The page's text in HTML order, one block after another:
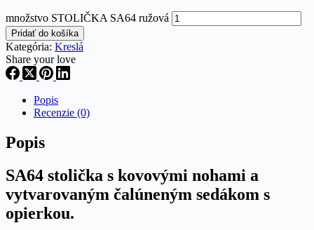
množstvo STOLIČKA SA64 ružová
Pridať do košíka
Kategória: Kreslá
Share your love
Popis
Recenzie (0)
Popis
SA64 stolička s kovovými nohami a
vytvarovaným čalúneným sedákom s
opierkou.